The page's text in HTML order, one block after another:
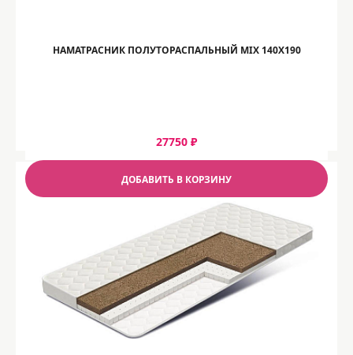
НАМАТРАСНИК ПОЛУТОРАСПАЛЬНЫЙ MIX 140Х190
27750 ₽
ДОБАВИТЬ В КОРЗИНУ